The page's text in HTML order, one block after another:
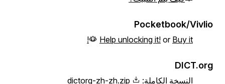
Pocketbook/Vivlio
Help unlocking it! or Buy it!
DICT.org
النسخة الكاملة:
dictorg-zh-zh.zip